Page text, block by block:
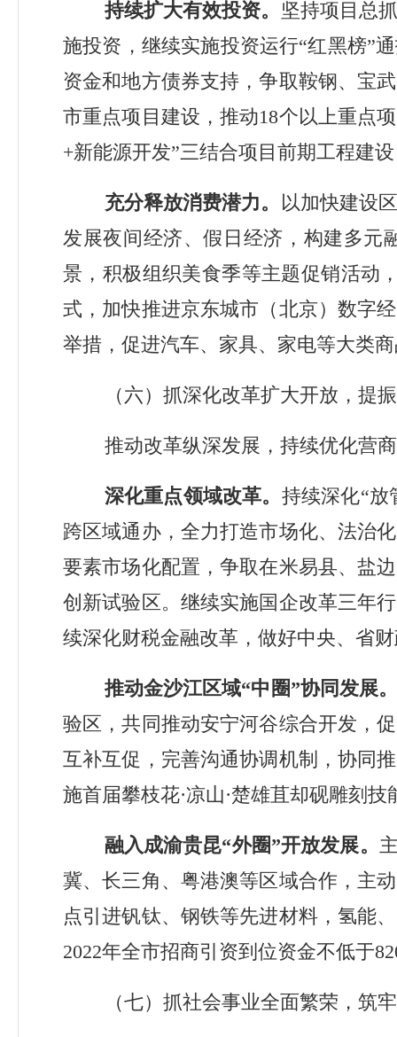
持续扩大有效投资。 坚持项目总
施投资，继续实施投资运行“红黑榜”
资金和地方债券支持，争取鞍钢、宝
市重点项目建设，推动18个以上重点
+新能源开发”三结合项目前期工程建
充分释放消费潜力。 以加快建设
发展夜间经济、假日经济，构建多元
景，积极组织美食季等主题促销活动
式，加快推进京东城市（北京）数字
举措，促进汽车、家具、家电等大类
（六）抓深化改革扩大开放，提
推动改革纵深发展，持续优化营
深化重点领域改革。 持续深化“放
跨区域通办，全力打造市场化、法治
要素市场化配置，争取在米易县、盐
创新试验区。继续实施国企改革三年
续深化财税金融改革，做好中央、省
推动金沙江区域“中圈”协同发展
验区，共同推动安宁河谷综合开发，
互补互促，完善沟通协调机制，协同
施首届攀枝花·凉山·楚雄苴却砚雕刻技
融入成渝贵昆“外圈”开放发展。
冀、长三角、粤港澳等区域合作，主
点引进钒钛、钢铁等先进材料，氢能
2022年全市招商引资到位资金不低于
（七）抓社会事业全面繁荣，筑